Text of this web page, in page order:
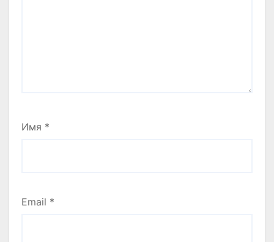
Имя *
Email *